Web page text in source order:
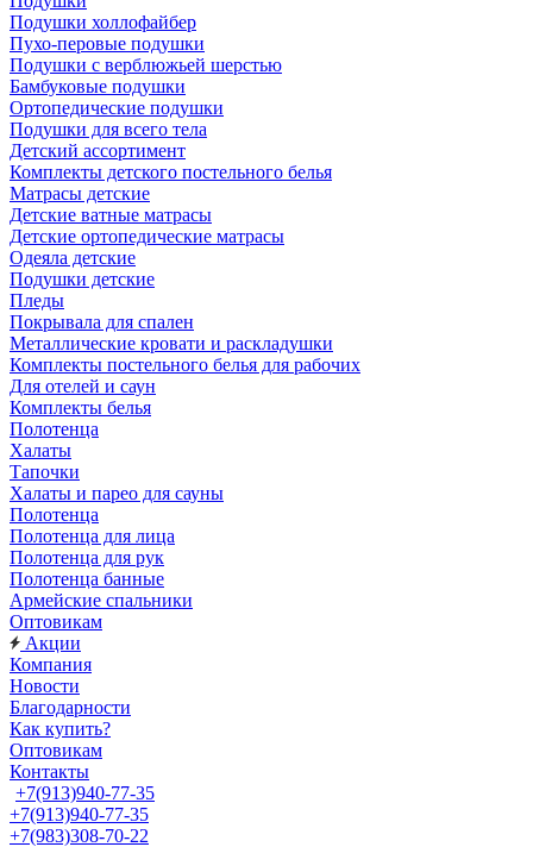
Подушки холлофайбер
Пухо-перовые подушки
Подушки с верблюжьей шерстью
Бамбуковые подушки
Ортопедические подушки
Подушки для всего тела
Детский ассортимент
Комплекты детского постельного белья
Матрасы детские
Детские ватные матрасы
Детские ортопедические матрасы
Одеяла детские
Подушки детские
Пледы
Покрывала для спален
Металлические кровати и раскладушки
Комплекты постельного белья для рабочих
Для отелей и саун
Комплекты белья
Полотенца
Халаты
Тапочки
Халаты и парео для сауны
Полотенца
Полотенца для лица
Полотенца для рук
Полотенца банные
Армейские спальники
Оптовикам
Акции
Компания
Новости
Благодарности
Как купить?
Оптовикам
Контакты
+7(913)940-77-35
+7(913)940-77-35
+7(983)308-70-22